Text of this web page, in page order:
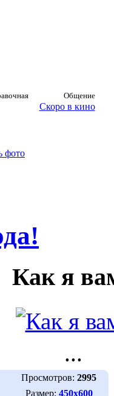
Общение
Скоро в кино
фото
Как я
...
Просмотров: 2995
Размер: 450х600